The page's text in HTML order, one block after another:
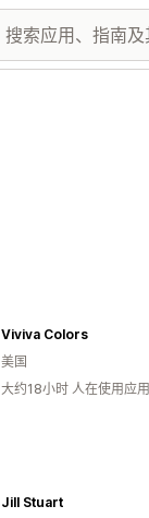
Viviva Colors
美国
大约18小时 人在使用应用
Jill Stuart